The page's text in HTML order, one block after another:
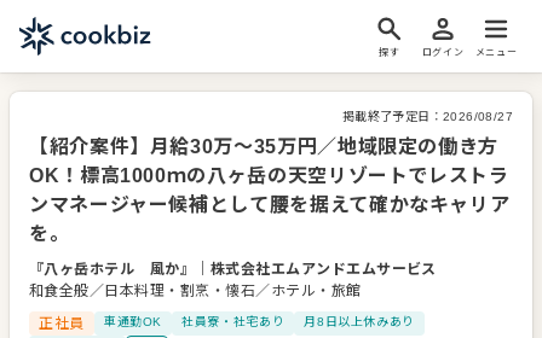
探す ログイン メニュー
掲載終了予定日： 2026/08/27
【紹介案件】月給30万～35万円／地域限定の働き方
OK！標高1000ｍの八ヶ岳の天空リゾートでレストラ
ンマネージャー候補として腰を据えて確かなキャリア
を。
『八ヶ岳ホテル 風か』
株式会社エムアンドエムサービス
和食全般／日本料理・割烹・懐石／ホテル・旅館
正社員
車通勤OK 社員寮・社宅あり
月8日以上休みあり